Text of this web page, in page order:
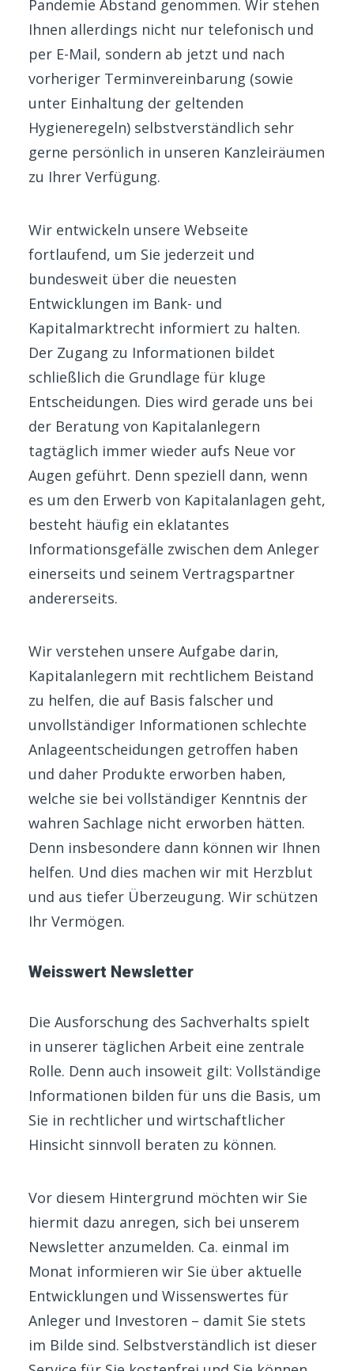
Pandemie Abstand genommen. Wir stehen
Ihnen allerdings nicht nur telefonisch und
per E-Mail, sondern ab jetzt und nach
vorheriger Terminvereinbarung (sowie
unter Einhaltung der geltenden
Hygieneregeln) selbstverständlich sehr
gerne persönlich in unseren Kanzleiräumen
zu Ihrer Verfügung.
Wir entwickeln unsere Webseite
fortlaufend, um Sie jederzeit und
bundesweit über die neuesten
Entwicklungen im Bank- und
Kapitalmarktrecht informiert zu halten.
Der Zugang zu Informationen bildet
schließlich die Grundlage für kluge
Entscheidungen. Dies wird gerade uns bei
der Beratung von Kapitalanlegern
tagtäglich immer wieder aufs Neue vor
Augen geführt. Denn speziell dann, wenn
es um den Erwerb von Kapitalanlagen geht,
besteht häufig ein eklatantes
Informationsgefälle zwischen dem Anleger
einerseits und seinem Vertragspartner
andererseits.
Wir verstehen unsere Aufgabe darin,
Kapitalanlegern mit rechtlichem Beistand
zu helfen, die auf Basis falscher und
unvollständiger Informationen schlechte
Anlageentscheidungen getroffen haben
und daher Produkte erworben haben,
welche sie bei vollständiger Kenntnis der
wahren Sachlage nicht erworben hätten.
Denn insbesondere dann können wir Ihnen
helfen. Und dies machen wir mit Herzblut
und aus tiefer Überzeugung. Wir schützen
Ihr Vermögen.
Weisswert Newsletter
Die Ausforschung des Sachverhalts spielt
in unserer täglichen Arbeit eine zentrale
Rolle. Denn auch insoweit gilt: Vollständige
Informationen bilden für uns die Basis, um
Sie in rechtlicher und wirtschaftlicher
Hinsicht sinnvoll beraten zu können.
Vor diesem Hintergrund möchten wir Sie
hiermit dazu anregen, sich bei unserem
Newsletter anzumelden. Ca. einmal im
Monat informieren wir Sie über aktuelle
Entwicklungen und Wissenswertes für
Anleger und Investoren – damit Sie stets
im Bilde sind. Selbstverständlich ist dieser